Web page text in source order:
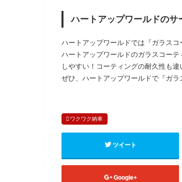
ハートアップワールドのサ
ハートアップワールドでは『ガラスコ
ハートアップワールドのガラスコー
しやすい！コーティングの耐久性も違
ぜひ、ハートアップワールドで『ガラ
ワクワク納車
ツイート
Google+